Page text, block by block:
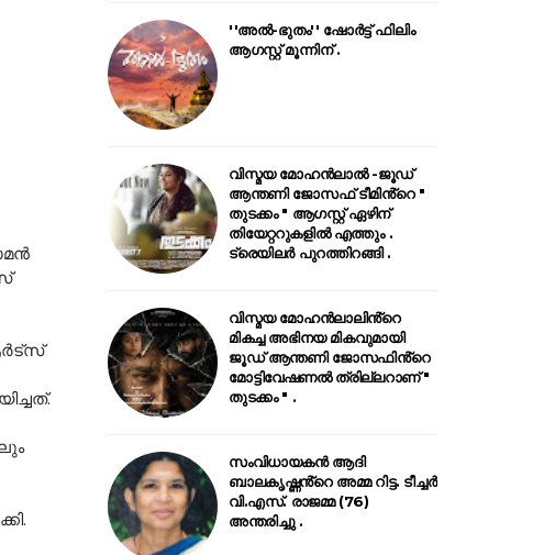
''അൽ-ഭുതം'' ഷോർട്ട് ഫിലിം
ആഗസ്റ്റ് മൂന്നിന് .
വിസ്മയ മോഹൻലാൽ -ജൂഡ്
ആന്തണി ജോസഫ് ടീമിൻ്റെ "
തുടക്കം " ആഗസ്റ്റ് ഏഴിന്
തിയേറ്ററുകളിൽ എത്തും .
ട്രെയിലർ പുറത്തിറങ്ങി .
വിസ്മയ മോഹൻലാലിൻ്റെ
മികച്ച അഭിനയ മികവുമായി
ജൂഡ് ആന്തണി ജോസഫിൻ്റെ
മോട്ടിവേഷണൽ ത്രില്ലറാണ് "
തുടക്കം " .
സംവിധായകൻ ആദി
ബാലകൃഷ്ണൻ്റെ അമ്മ റിട്ട. ടീച്ചർ
വി.എസ്. രാജമ്മ (76)
അന്തരിച്ചു .